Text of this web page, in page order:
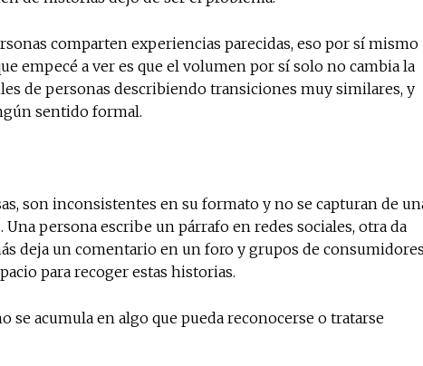
comparten experiencias parecidas, eso por sí mismo
empecé a ver es que el volumen por sí solo no cambia la
de personas describiendo transiciones muy similares, y
sentido formal.
son inconsistentes en su formato y no se capturan de
persona escribe un párrafo en redes sociales, otra da
deja un comentario en un foro y grupos de
para recoger estas historias.
acumula en algo que pueda reconocerse o tratarse